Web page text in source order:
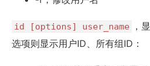
id [options] user_name
，
选项则显示用户ID、所有组ID：